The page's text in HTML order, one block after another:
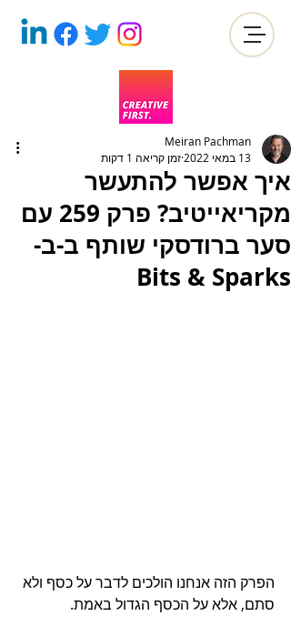
איך אפשר להתעשר
מקריאייטיב? פרק 259 עם
סער ברודסקי שותף ב-ב-
Bits & Sparks
Meiran Pachman
13 במאי 2022
זמן קריאה 1 דקות
הפרק הזה אנחנו הולכים לדבר על כסף ולא
סתם, אלא על הכסף הגדול באמת.